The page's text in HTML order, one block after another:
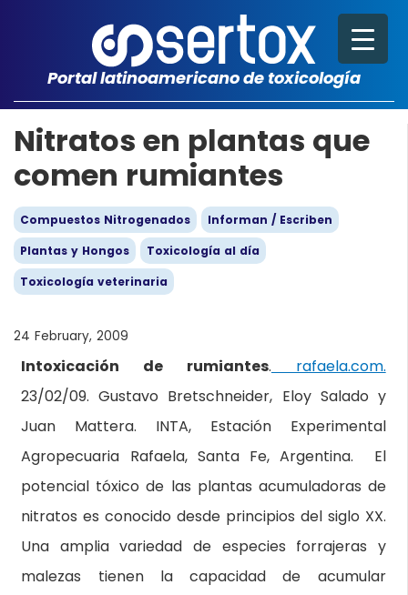
Portal latinoamericano de toxicología
Nitratos en plantas que
comen rumiantes
Compuestos Nitrogenados
Informan / Escriben
Plantas y Hongos
Toxicología al día
Toxicología veterinaria
24 February, 2009
Intoxicación de rumiantes. rafaela.com.
23/02/09. Gustavo Bretschneider, Eloy Salado y
Juan Mattera. INTA, Estación Experimental
Agropecuaria Rafaela, Santa Fe, Argentina. El
potencial tóxico de las plantas acumuladoras de
nitratos es conocido desde principios del siglo XX.
Una amplia variedad de especies forrajeras y
malezas tienen la capacidad de acumular